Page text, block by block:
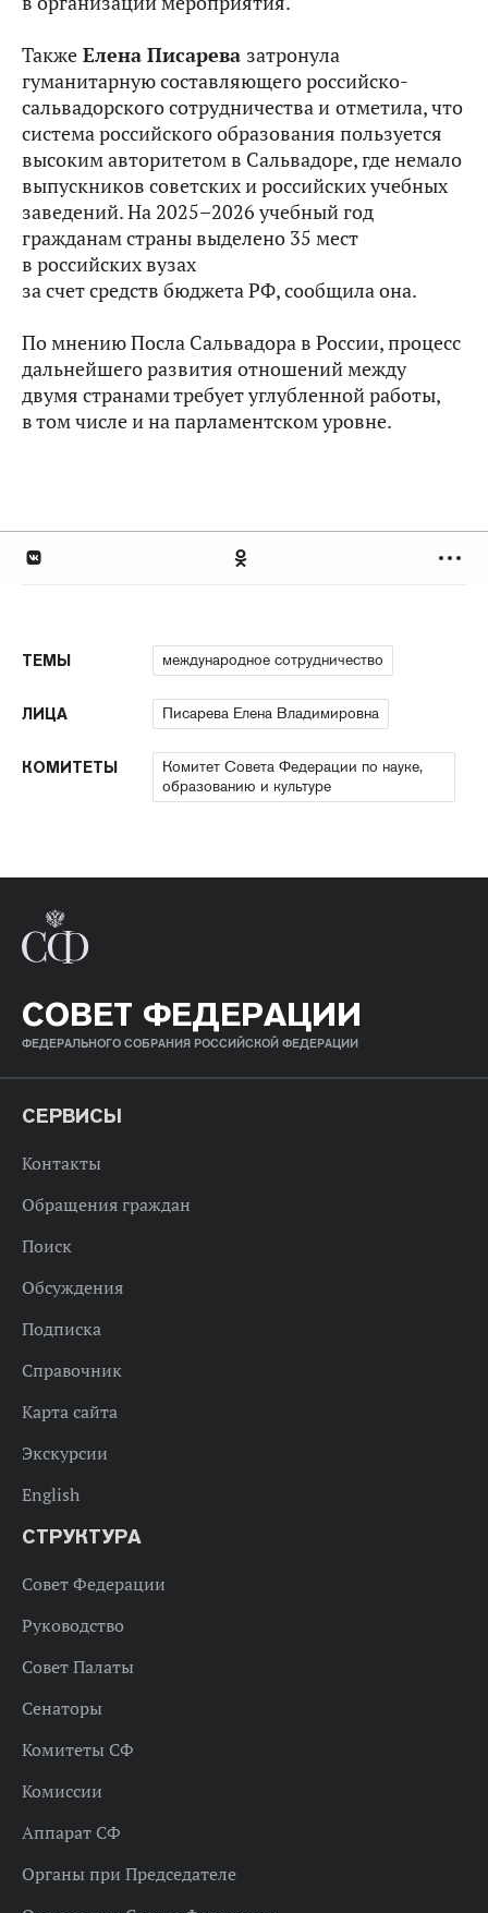
Также Елена Писарева затронула
гуманитарную составляющего российско-
сальвадорского сотрудничества и отметила, что
система российского образования пользуется
высоким авторитетом в Сальвадоре, где немало
выпускников советских и российских учебных
заведений. На 2025–2026 учебный год
гражданам страны выделено 35 мест
в российских вузах
за счет средств бюджета РФ, сообщила она.
По мнению Посла Сальвадора в России, процесс
дальнейшего развития отношений между
двумя странами требует углубленной работы,
в том числе и на парламентском уровне.
ТЕМЫ международное сотрудничество
ЛИЦА Писарева Елена Владимировна
КОМИТЕТЫ
Комитет Совета Федерации по науке,
образованию и культуре
СОВЕТ ФЕДЕРАЦИИ
ФЕДЕРАЛЬНОГО СОБРАНИЯ РОССИЙСКОЙ ФЕДЕРАЦИИ
СЕРВИСЫ
Контакты
Обращения граждан
Поиск
Обсуждения
Подписка
Справочник
Карта сайта
Экскурсии
English
СТРУКТУРА
Совет Федерации
Руководство
Совет Палаты
Сенаторы
Комитеты СФ
Комиссии
Аппарат СФ
Органы при Председателе